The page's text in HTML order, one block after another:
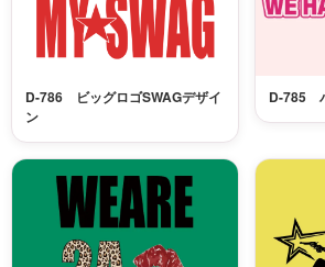
D-786 ビッグロゴSWAGデザイ
ン
D-785